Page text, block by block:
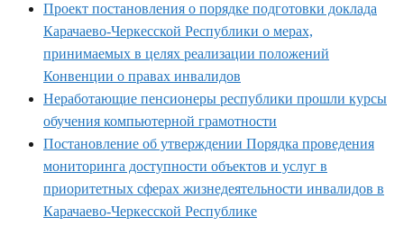
Проект постановления о порядке подготовки доклада
Карачаево-Черкесской Республики о мерах,
принимаемых в целях реализации положений
Конвенции о правах инвалидов
Неработающие пенсионеры республики прошли курсы
обучения компьютерной грамотности
Постановление об утверждении Порядка проведения
мониторинга доступности объектов и услуг в
приоритетных сферах жизнедеятельности инвалидов в
Карачаево-Черкесской Республике